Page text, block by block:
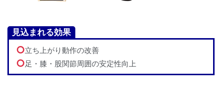
見込まれる効果
立ち上がり動作の改善
足・膝・股関節周囲の安定性向上